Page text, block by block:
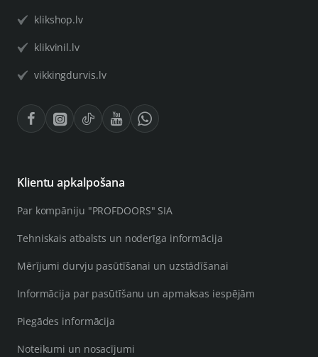
klikshop.lv
klikvinil.lv
vikkingdurvis.lv
Klientu apkalpošana
Par kompāniju "PROFDOORS" SIA
Tehniskais atbalsts un noderīga informācija
Mērījumi durvju pasūtīšanai un uzstādīšanai
Informācija par pasūtīšanu un apmaksas iespējām
Piegādes informācija
Noteikumi un nosacījumi